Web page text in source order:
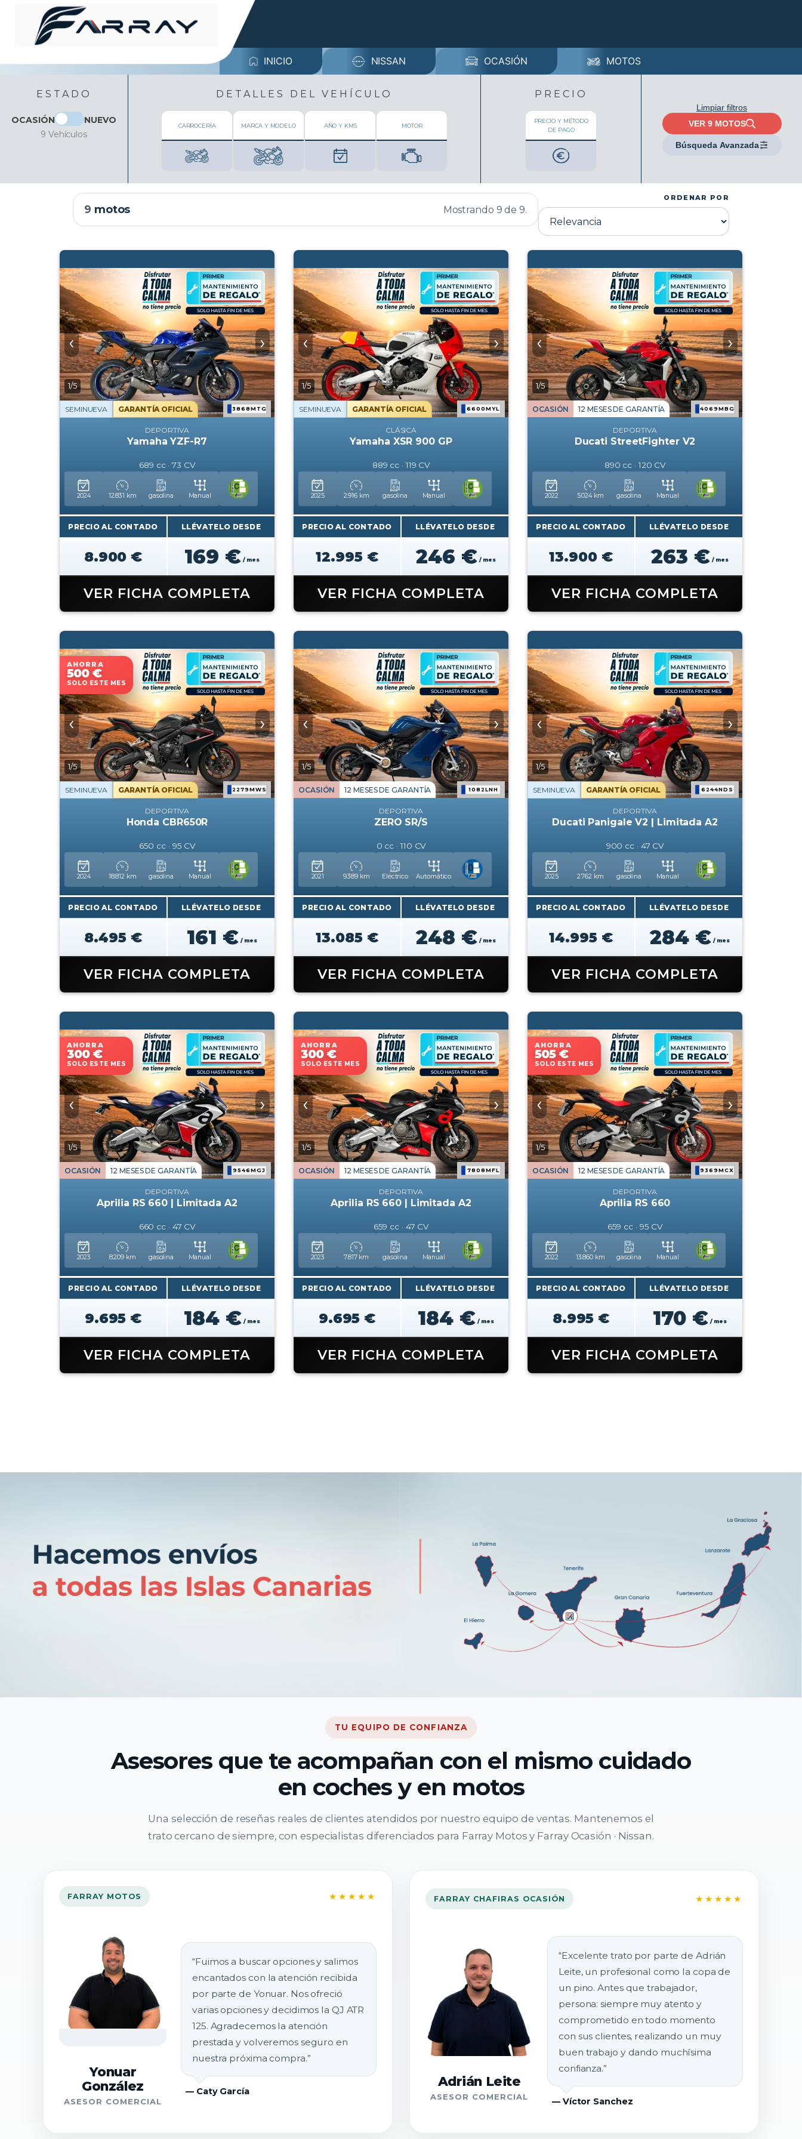
INICIO NISSAN OCASIÓN MOTOS
ESTADO
OCASIÓN
NUEVO
9 Vehículos
DETALLES DEL VEHÍCULO
CARROCERÍA MARCA Y MODELO AÑO Y KMS MOTOR
PRECIO
PRECIO Y MÉTODO
DE PAGO
Limpiar filtros
VER 9MOTOS
Búsqueda Avanzada
9 motos Mostrando 9 de9.
ORDENAR POR
‹ ›
1/5
SEMINUEVA GARANTÍA OFICIAL 3868MTG
DEPORTIVA
Yamaha YZF-R7
689 cc · 73 CV
2024 12.831 km gasolina Manual
PRECIO AL CONTADO
8.900 €
LLÉVATELO DESDE
169 € / mes
VER FICHA COMPLETA
‹ ›
1/5
SEMINUEVA GARANTÍA OFICIAL 6600MYL
CLÁSICA
Yamaha XSR 900 GP
889 cc · 119 CV
2025 2.916 km gasolina Manual
PRECIO AL CONTADO
12.995 €
LLÉVATELO DESDE
246 € / mes
VER FICHA COMPLETA
‹ ›
1/5
OCASIÓN 12 MESES DE GARANTÍA 4069MBG
DEPORTIVA
Ducati StreetFighter V2
890 cc · 120 CV
2022 5.024 km gasolina Manual
PRECIO AL CONTADO
13.900 €
LLÉVATELO DESDE
263 € / mes
VER FICHA COMPLETA
‹ ›
AHORRA
500 €
SOLO ESTE MES
1/5
SEMINUEVA GARANTÍA OFICIAL 2279MWS
DEPORTIVA
Honda CBR650R
650 cc · 95 CV
2024 18.812 km gasolina Manual
PRECIO AL CONTADO
8.495 €
LLÉVATELO DESDE
161 € / mes
VER FICHA COMPLETA
‹ ›
1/5
OCASIÓN 12 MESES DE GARANTÍA 1082LNH
DEPORTIVA
ZERO SR/S
0 cc · 110 CV
2021 9.389 km Eléctrico Automático
PRECIO AL CONTADO
13.085 €
LLÉVATELO DESDE
248 € / mes
VER FICHA COMPLETA
‹ ›
1/5
SEMINUEVA GARANTÍA OFICIAL 6244NDS
DEPORTIVA
Ducati Panigale V2 | Limitada A2
900 cc · 47 CV
2025 2.762 km gasolina Manual
PRECIO AL CONTADO
14.995 €
LLÉVATELO DESDE
284 € / mes
VER FICHA COMPLETA
‹ ›
AHORRA
300 €
SOLO ESTE MES
1/5
OCASIÓN 12 MESES DE GARANTÍA 9546MGJ
DEPORTIVA
Aprilia RS 660 | Limitada A2
660 cc · 47 CV
2023 8.209 km gasolina Manual
PRECIO AL CONTADO
9.695 €
LLÉVATELO DESDE
184 € / mes
VER FICHA COMPLETA
‹ ›
AHORRA
300 €
SOLO ESTE MES
1/5
OCASIÓN 12 MESES DE GARANTÍA 7808MFL
DEPORTIVA
Aprilia RS 660 | Limitada A2
659 cc · 47 CV
2023 7.817 km gasolina Manual
PRECIO AL CONTADO
9.695 €
LLÉVATELO DESDE
184 € / mes
VER FICHA COMPLETA
‹ ›
AHORRA
505 €
SOLO ESTE MES
1/5
OCASIÓN 12 MESES DE GARANTÍA 9369MCX
DEPORTIVA
Aprilia RS 660
659 cc · 95 CV
2022 13.860 km gasolina Manual
PRECIO AL CONTADO
8.995 €
LLÉVATELO DESDE
170 € / mes
VER FICHA COMPLETA
TU EQUIPO DE CONFIANZA
Asesores que te acompañan con el mismo cuidado
en coches y en motos
Una selección de reseñas reales de clientes atendidos por nuestro equipo de ventas. Mantenemos el
trato cercano de siempre, con especialistas diferenciados para Farray Motos y Farray Ocasión · Nissan.
FARRAY MOTOS ★★★★★
Yonuar
González
ASESOR COMERCIAL
“Fuimos a buscar opciones y salimos
encantados con la atención recibida
por parte de Yonuar. Nos ofreció
varias opciones y decidimos la QJ ATR
125. Agradecemos la atención
prestada y volveremos seguro en
nuestra próxima compra.”
— Caty García
FARRAY CHAFIRAS OCASIÓN ★★★★★
Adrián Leite
ASESOR COMERCIAL
“Excelente trato por parte de Adrián
Leite, un profesional como la copa de
un pino. Antes que trabajador,
persona: siempre muy atento y
comprometido en todo momento
con sus clientes, realizando un muy
buen trabajo y dando muchísima
confianza.”
— Víctor Sanchez